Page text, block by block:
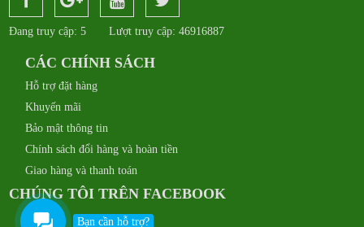
Đang truy cập: 5 Lượt truy cập: 46916887
CÁC CHÍNH SÁCH
Hỗ trợ đặt hàng
Khuyến mãi
Bảo mật thông tin
Chính sách đổi hàng và hoàn tiền
Giao hàng và thanh toán
CHÚNG TÔI TRÊN FACEBOOK
Bạn cần hỗ trợ?